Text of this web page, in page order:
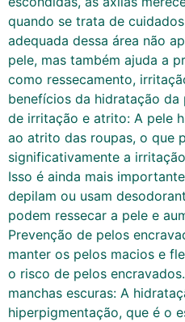
quando se trata de
adequada dessa área não
pele, mas também ajuda a
como ressecamento,
benefícios da hidratação da
de irritação e atrito: A pele
ao atrito das roupas, o que
significativamente a
Isso é ainda mais
depilam ou usam
podem ressecar a pele e
Prevenção de pelos
manter os pelos macios e
o risco de pelos
manchas escuras: A
hiperpigmentação, que é o